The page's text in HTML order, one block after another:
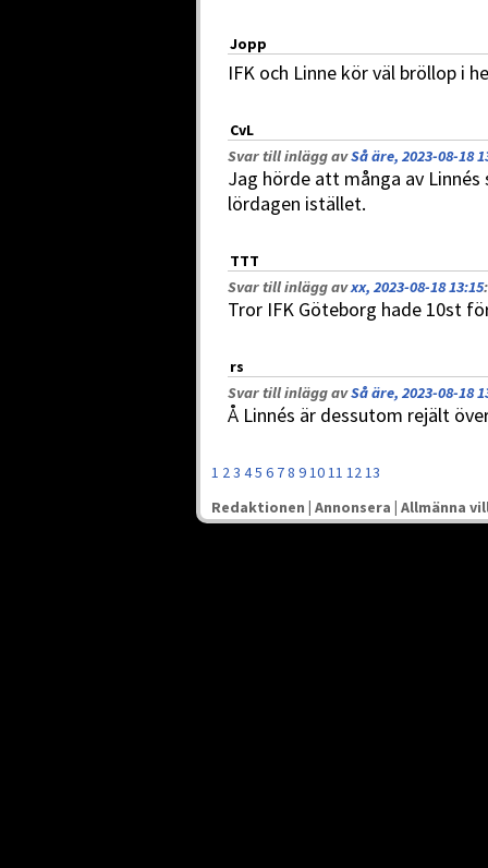
Jopp
IFK och Linne kör väl bröllop i
CvL
Svar till inlägg avSå äre, 2023-08-18
Jag hörde att många av
lördagen istället.
TTT
Svar till inlägg avxx, 2023-08-18 13:15:
Tror IFK Göteborg hade 10st
rs
Svar till inlägg avSå äre, 2023-08-18
Å Linnés är dessutom rejält
1 23 45 6 78 91011 1213
Redaktionen | Annonsera | Allmänna